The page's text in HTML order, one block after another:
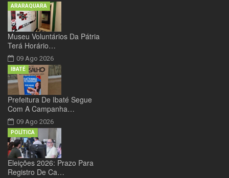
Museu Voluntários Da Pátria
Terá Horário…
09 Ago 2026
ARARAQUARA
Prefeitura De Ibaté Segue
Com A Campanha…
09 Ago 2026
IBATÉ
Eleições 2026: Prazo Para
Registro De Ca…
POLÍTICA